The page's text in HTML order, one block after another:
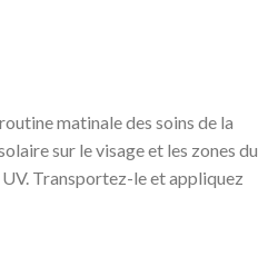
matinale des soins de la
sur le visage et les zones du
Transportez-le et appliquez